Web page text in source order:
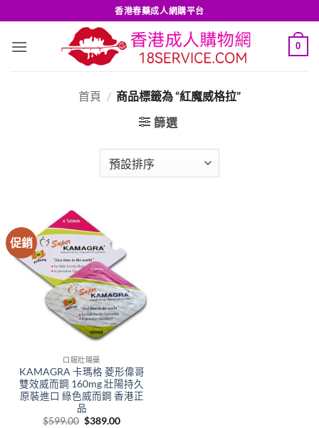
to
content
香港春藥成人網購平台
0
首頁 / 商品標籤為 “紅魔威格拉”
篩選
促銷
口服壯陽藥
KAMAGRA 卡瑪格 菱形偉哥
雙效威而鋼 160mg 壯陽持久
原裝進口 綠色威而鋼 香港正
品
$599.00 Original
$389.00Current